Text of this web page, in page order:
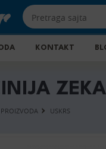
KONTAKT
USKRS